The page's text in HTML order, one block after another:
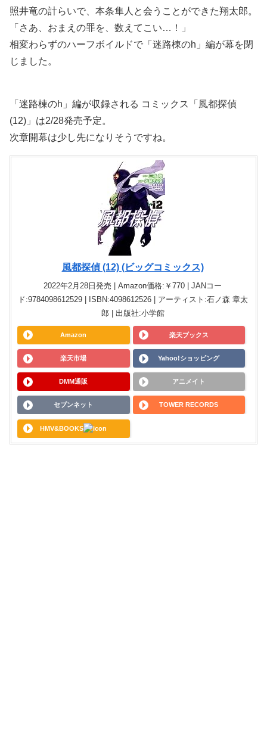
照井竜の計らいで、本条隼人と会うことができた翔太郎。
「さあ、おまえの罪を、数えてこい…！」
相変わらずのハーフボイルドで「迷路棟のh」編が幕を閉
じました。
「迷路棟のh」編が収録される コミックス「風都探偵
(12)」は2/28発売予定。
次章開幕は少し先になりそうですね。
風都探偵 (12) (ビッグコミックス)
2022年2月28日発売 | Amazon価格:￥770 | JANコー
ド:9784098612529 | ISBN:4098612526 | アーティスト:石ノ森 章太
郎 | 出版社:小学館
Amazon 楽天ブックス
楽天市場 Yahoo!ショッピング
DMM通販 アニメイト
セブンネット TOWER RECORDS
HMV&BOOKS